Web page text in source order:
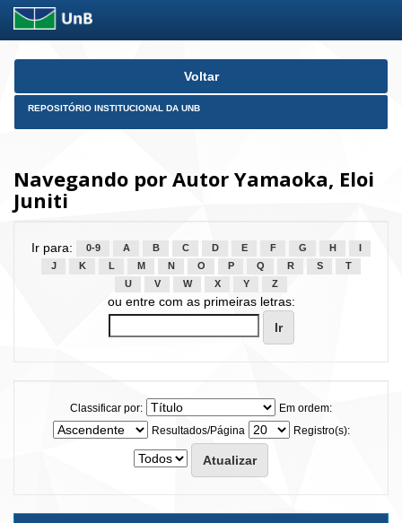
Skip
Voltar
REPOSITÓRIO INSTITUCIONAL DA UNB
Navegando por Autor Yamaoka, Eloi
Juniti
Ir para: 0-9 A B C D E F G H
J
K L M N O P Q R S
T
U
V W X Y Z
ou entre com as primeiras letras:
Classificar por:
Em ordem:
Resultados/Página
Registro(s):